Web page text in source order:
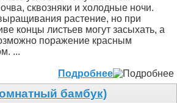
сквозняки и холодные ночи.
растение, но при
концы листьев могут засыхать, а
поражение красным
...
Подробнее
бамбук)